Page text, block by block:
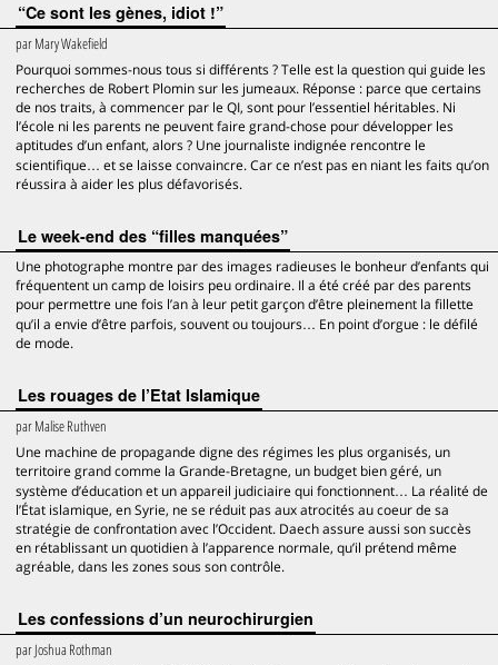
“Ce sont les gènes, idiot !”
parMary Wakefield
Pourquoi sommes-nous tous si différents ? Telle est la question qui guide les
recherches de Robert Plomin sur les jumeaux. Réponse : parce que certains
de nos traits, à commencer par le QI, sont pour l’essentiel héritables. Ni
l’école ni les parents ne peuvent faire grand-chose pour développer les
aptitudes d’un enfant, alors ? Une journaliste indignée rencontre le
scientifique… et se laisse convaincre. Car ce n’est pas en niant les faits qu’on
réussira à aider les plus défavorisés.
Le week-end des “filles manquées”
Une photographe montre par des images radieuses le bonheur d’enfants qui
fréquentent un camp de loisirs peu ordinaire. Il a été créé par des parents
pour permettre une fois l’an à leur petit garçon d’être pleinement la fillette
qu’il a envie d’être parfois, souvent ou toujours… En point d’orgue : le défilé
de mode.
Les rouages de l’Etat Islamique
parMalise Ruthven
Une machine de propagande digne des régimes les plus organisés, un
territoire grand comme la Grande-Bretagne, un budget bien géré, un
système d’éducation et un appareil judiciaire qui fonctionnent… La réalité de
l’État islamique, en Syrie, ne se réduit pas aux atrocités au coeur de sa
stratégie de confrontation avec l’Occident. Daech assure aussi son succès
en rétablissant un quotidien à l’apparence normale, qu’il prétend même
agréable, dans les zones sous son contrôle.
Les confessions d’un neurochirurgien
parJoshua Rothman